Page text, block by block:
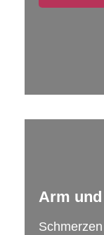
Arm und